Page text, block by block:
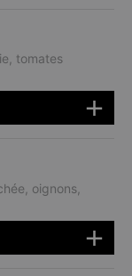
tomates
oignons,